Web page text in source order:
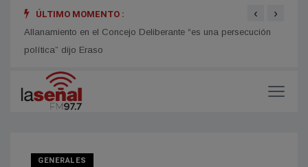
ÚLTIMO MOMENTO :
Allanamiento en el Concejo Deliberante “es una persecución
política” dijo Eraso
‹ ›
GENERALES